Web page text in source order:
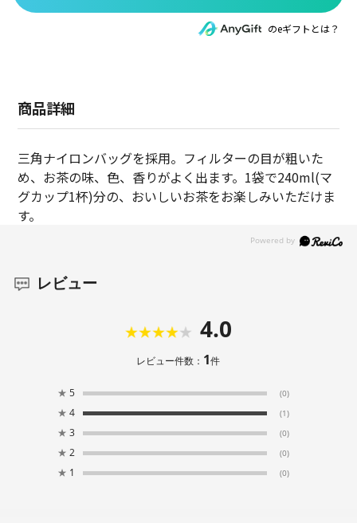
のeギフトとは？
商品詳細
三角ナイロンバッグを採用。フィルターの目が粗いた
め、お茶の味、色、香りがよく出ます。1袋で240ml(マ
グカップ1杯)分の、おいしいお茶をお楽しみいただけま
す。
レビュー
4.0
レビュー件数： 1件
★ 5 (0)
★ 4 (1)
★ 3 (0)
★ 2 (0)
★ 1 (0)